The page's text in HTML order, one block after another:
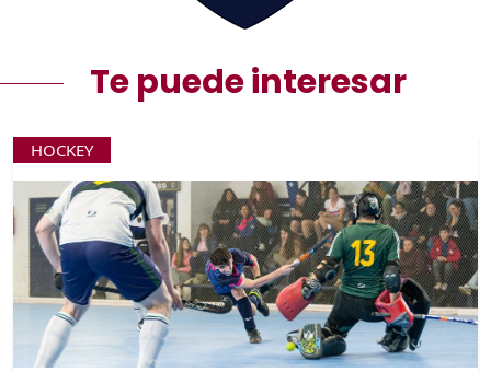
Te puede interesar
HOCKEY